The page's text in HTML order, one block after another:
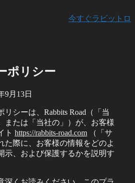
今すぐラビットロ
ポリシー
9月13日
リシーは、Rabbits Road（「当
または「当社の」）が、お客様
ト https://rabbits-road.com （「サ
た際に、お客様の情報をどのよ
示、および保護するかを説明す